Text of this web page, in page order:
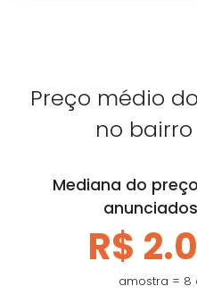
Preço médio
no bairro
Mediana do
R$
amostra = 8